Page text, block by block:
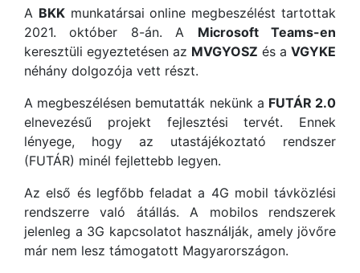
A BKKmunkatársai online megbeszélést tartottak
2021. október 8-án. A Microsoft Teams-en
keresztüli egyeztetésen az MVGYOSZ és a VGYKE
néhány dolgozója vett részt.
A megbeszélésen bemutatták nekünk a FUTÁR 2.0
elnevezésű projekt fejlesztési tervét. Ennek
lényege, hogy az utastájékoztató rendszer
(FUTÁR) minél fejlettebb legyen.
Az első és legfőbb feladat a 4G mobil távközlési
rendszerre való átállás. A mobilos rendszerek
jelenleg a 3G kapcsolatot használják, amely jövőre
már nem lesz támogatott Magyarországon.